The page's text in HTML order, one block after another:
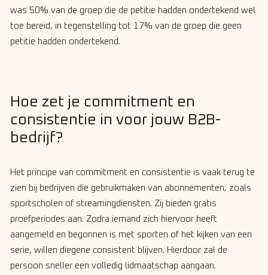
was 50% van de groep die de petitie hadden ondertekend wel
toe bereid, in tegenstelling tot 17% van de groep die geen
petitie hadden ondertekend.
Hoe zet je commitment en
consistentie in voor jouw B2B-
bedrijf?
Het principe van commitment en consistentie is vaak terug te
zien bij bedrijven die gebruikmaken van abonnementen, zoals
sportscholen of streamingdiensten. Zij bieden gratis
proefperiodes aan. Zodra iemand zich hiervoor heeft
aangemeld en begonnen is met sporten of het kijken van een
serie, willen diegene consistent blijven. Hierdoor zal de
persoon sneller een volledig lidmaatschap aangaan.